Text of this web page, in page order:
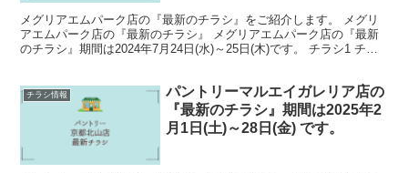
メグリアエムパーク店の『最新のチラシ』をご紹介します。 メグリ
アエムパーク店の『最新のチラシ』 メグリアエムパーク店の『最新
のチラシ』期間は2024年7月24日(水)～25日(木)です。 チラシ1 チラ
チラシ情報
パントリーマルエイガレリア店の
『最新のチラシ』期間は2025年2
月1日(土)～28日(金) です。